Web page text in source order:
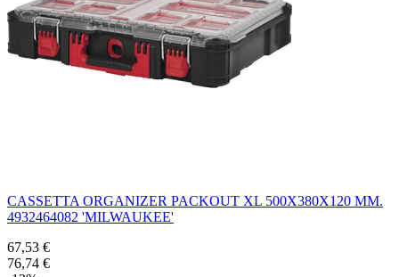
CASSETTA ORGANIZER PACKOUT XL 500X380X120 MM.
4932464082 'MILWAUKEE'
67,53 €
76,74 €